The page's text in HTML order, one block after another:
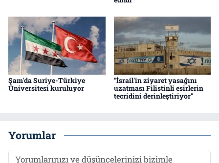
Şam'da Suriye-Türkiye
Üniversitesi kuruluyor
"İsrail'in ziyaret yasağını
uzatması Filistinli esirlerin
tecridini derinleştiriyor"
Yorumlar